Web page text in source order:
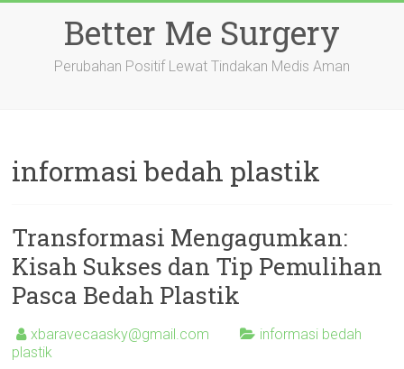
Better Me Surgery
Perubahan Positif Lewat Tindakan Medis Aman
informasi bedah plastik
Transformasi Mengagumkan:
Kisah Sukses dan Tip Pemulihan
Pasca Bedah Plastik
xbaravecaasky@gmail.com
informasi bedah
plastik